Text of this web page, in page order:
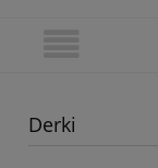
Derki